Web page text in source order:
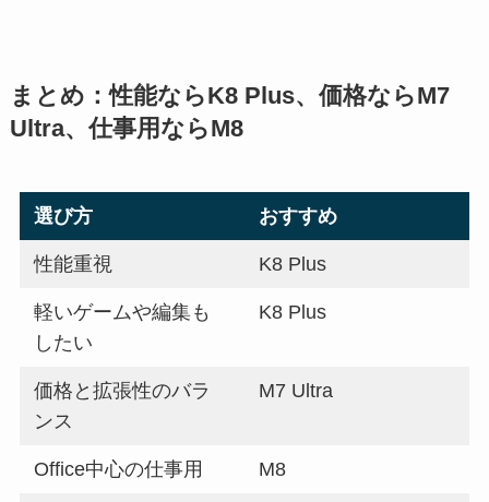
まとめ：性能ならK8 Plus、価格ならM7
Ultra、仕事用ならM8
選び方 おすすめ
性能重視 K8 Plus
軽いゲームや編集も
したい
K8 Plus
価格と拡張性のバラ
ンス
M7 Ultra
Office中心の仕事用 M8